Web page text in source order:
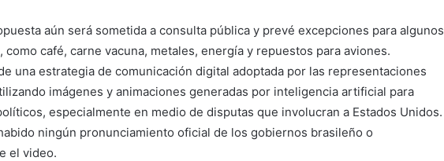
aún será sometida a consulta pública y prevé excepciones para algunos
café, carne vacuna, metales, energía y repuestos para aviones.
una estrategia de comunicación digital adoptada por las representaciones
imágenes y animaciones generadas por inteligencia artificial para
especialmente en medio de disputas que involucran a Estados Unidos.
ningún pronunciamiento oficial de los gobiernos brasileño o
el video.